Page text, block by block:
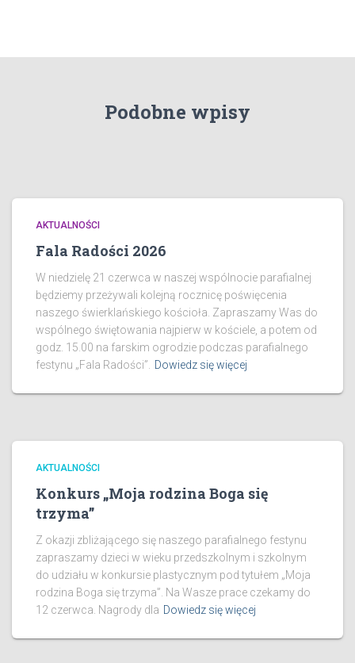
Podobne wpisy
AKTUALNOŚCI
Fala Radości 2026
W niedzielę 21 czerwca w naszej wspólnocie parafialnej
będziemy przeżywali kolejną rocznicę poświęcenia
naszego świerklańskiego kościoła. Zapraszamy Was do
wspólnego świętowania najpierw w kościele, a potem od
godz. 15.00 na farskim ogrodzie podczas parafialnego
festynu „Fala Radości”.
Dowiedz się więcej
AKTUALNOŚCI
Konkurs „Moja rodzina Boga się
trzyma”
Z okazji zbliżającego się naszego parafialnego festynu
zapraszamy dzieci w wieku przedszkolnym i szkolnym
do udziału w konkursie plastycznym pod tytułem „Moja
rodzina Boga się trzyma”. Na Wasze prace czekamy do
12 czerwca. Nagrody dla Dowiedz się więcej